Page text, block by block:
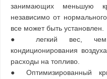
занимающих меньшую
независимо от
все может быть установлен.
● легкий вес, чем
кондиционирования
расходы на топливо.
● Оптимизированный